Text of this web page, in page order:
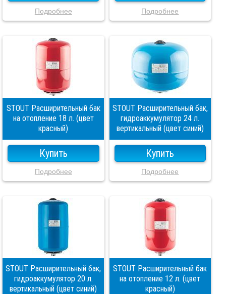
Подробнее Подробнее
STOUT Расширительный бак
на отопление 18 л. (цвет
красный)
Купить
Подробнее
STOUT Расширительный бак,
гидроаккумулятор 24 л.
вертикальный (цвет синий)
Купить
Подробнее
STOUT Расширительный бак,
гидроаккумулятор 20 л.
вертикальный (цвет синий)
STOUT Расширительный бак
на отопление 12 л. (цвет
красный)